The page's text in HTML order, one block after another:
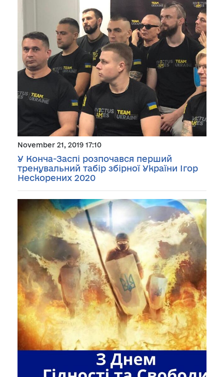
November 21, 2019 17:10
У Конча-Заспі розпочався перший
тренувальний табір збірної України Ігор
Нескорених 2020